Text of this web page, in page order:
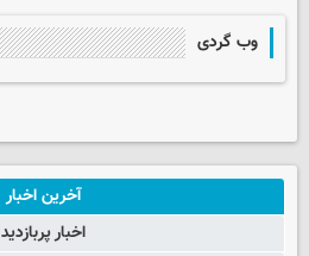
وب گردی
آخرین اخبار
اخبار پربازدید